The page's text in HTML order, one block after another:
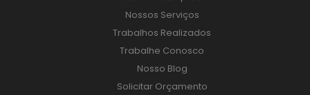
Nossos Serviços
Trabalhos Realizados
Trabalhe Conosco
Nosso Blog
Solicitar Orçamento